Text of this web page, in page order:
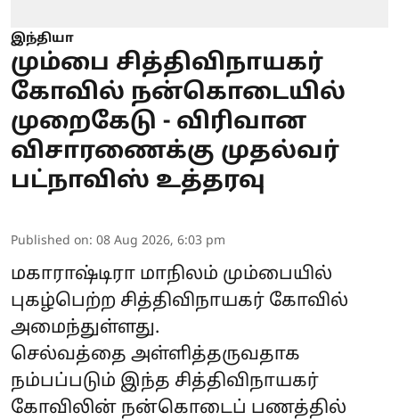
இந்தியா
மும்பை சித்திவிநாயகர்
கோவில் நன்கொடையில்
முறைகேடு - விரிவான
விசாரணைக்கு முதல்வர்
பட்நாவிஸ் உத்தரவு
Published on: 08 Aug 2026, 6:03 pm
மகாராஷ்டிரா மாநிலம் மும்பையில்
புகழ்பெற்ற சித்திவிநாயகர் கோவில்
அமைந்துள்ளது.
செல்வத்தை அள்ளித்தருவதாக
நம்பப்படும் இந்த சித்திவிநாயகர்
கோவிலின் நன்கொடைப் பணத்தில்